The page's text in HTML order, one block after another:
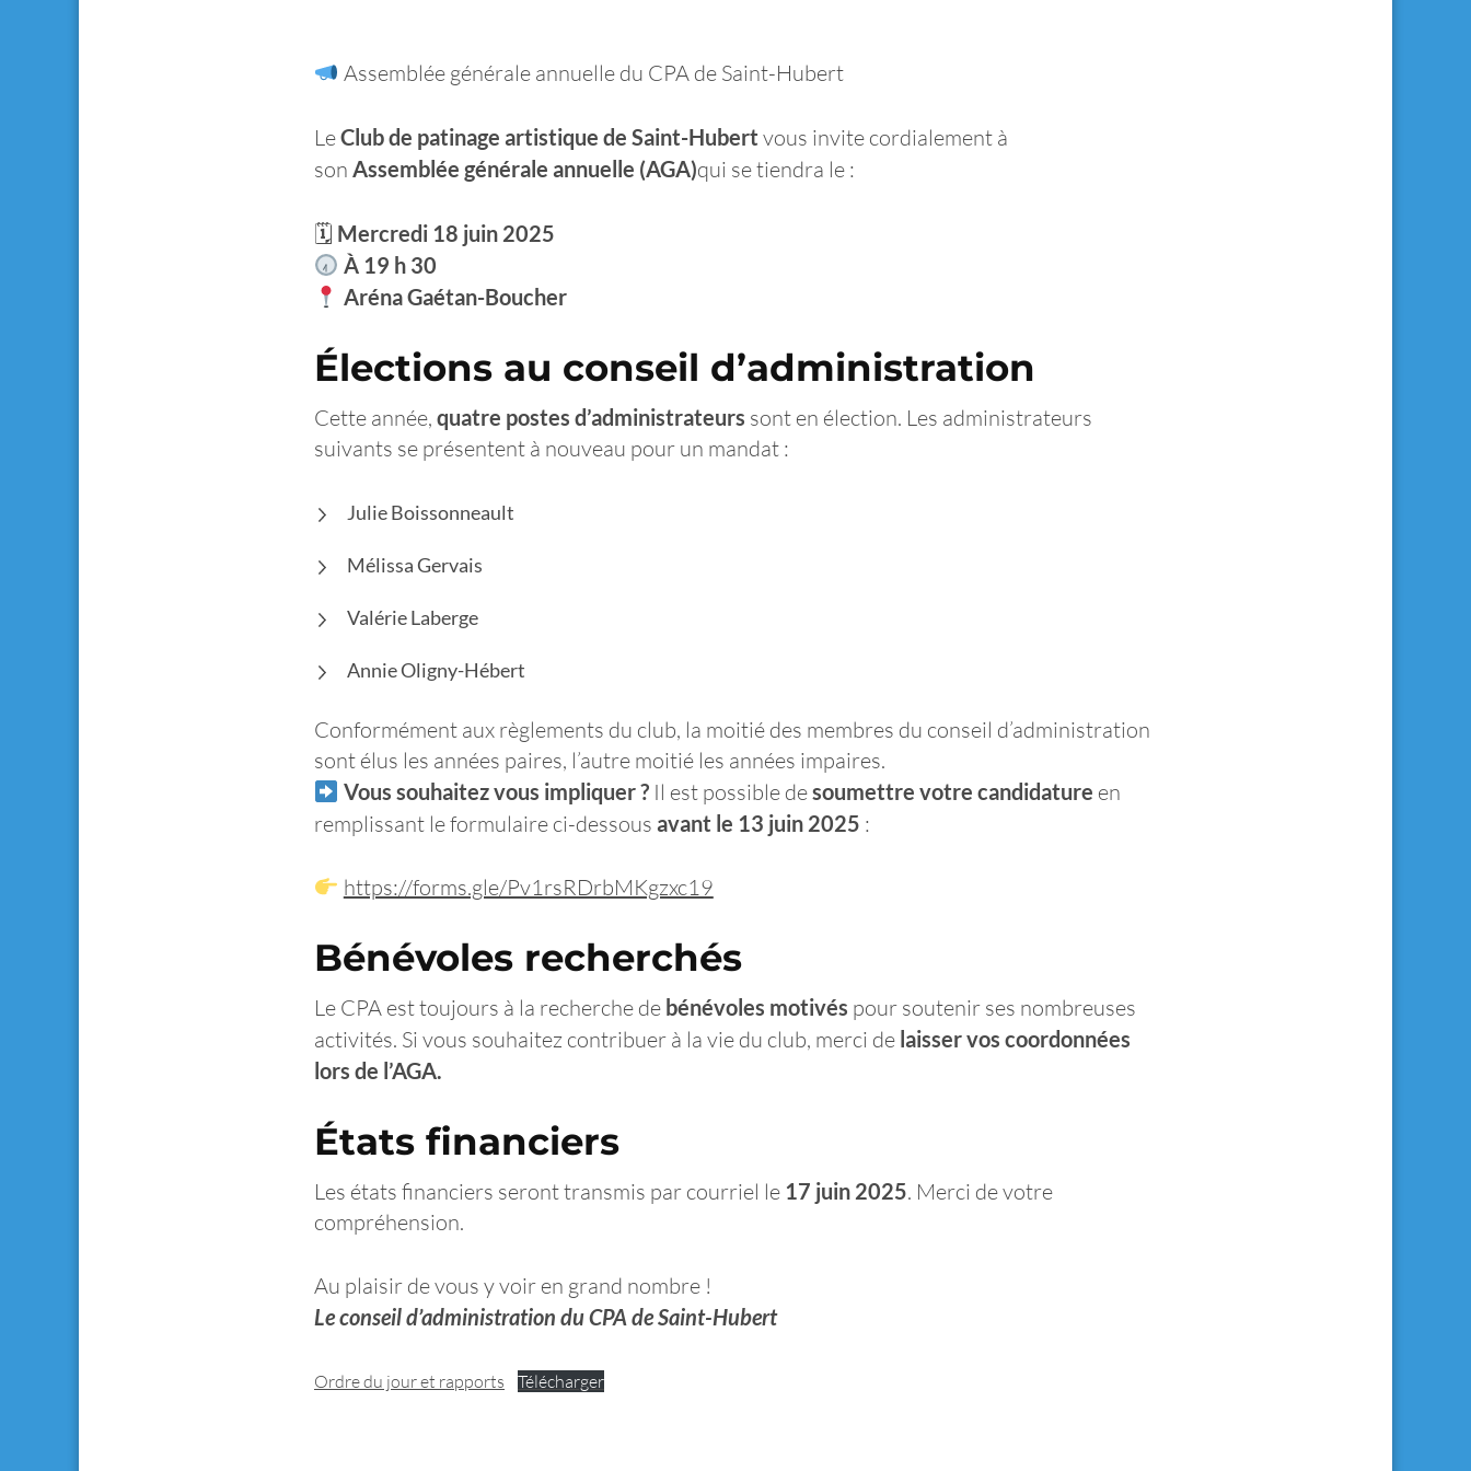
Assemblée générale annuelle du CPA de Saint-Hubert
LeClub de patinage artistique de Saint-Hubert vous invite cordialement à
son Assemblée générale annuelle (AGA)qui se tiendra le :
🗓 Mercredi 18 juin 2025
À 19 h 30
Aréna Gaétan-Boucher
Élections au conseil d’administration
Cette année, quatre postes d’administrateurs sont en élection. Les administrateurs
suivants se présentent à nouveau pour un mandat :
Julie Boissonneault
Mélissa Gervais
Valérie Laberge
Annie Oligny-Hébert
Conformément aux règlements du club, la moitié des membres du conseil d’administration
sont élus les années paires, l’autre moitié les années impaires.
Vous souhaitez vous impliquer ?Il est possible desoumettre votre candidature en
remplissant le formulaire ci-dessous avant le 13 juin 2025 :
https://forms.gle/Pv1rsRDrbMKgzxc19
Bénévoles recherchés
Le CPA est toujours à la recherche de bénévoles motivés pour soutenir ses nombreuses
activités. Si vous souhaitez contribuer à la vie du club, merci de laisser vos coordonnées
lors de l’AGA.
États financiers
Les états financiers seront transmis par courriel le 17 juin 2025. Merci de votre
compréhension.
Au plaisir de vous y voir en grand nombre !
Le conseil d’administration du CPA de Saint-Hubert
Ordre du jour et rapports Télécharger